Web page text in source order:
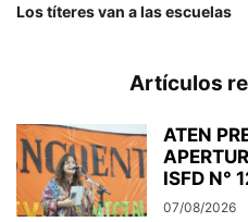
Los títeres van a las escuelas
Artículos
ATEN
ISFD N°
07/08/2026